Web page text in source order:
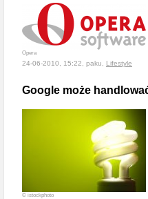
Opera
24-06-2010, 15:22, paku, Lifestyle
Google może
© istockphoto